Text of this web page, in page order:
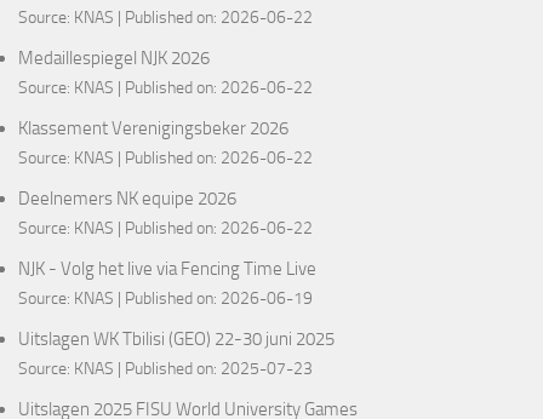
Source: KNAS Published on: 2026-06-22
Medaillespiegel NJK 2026
Source: KNAS Published on: 2026-06-22
Klassement Verenigingsbeker 2026
Source: KNAS Published on: 2026-06-22
Deelnemers NK equipe 2026
Source: KNAS Published on: 2026-06-22
NJK - Volg het live via Fencing Time Live
Source: KNAS Published on: 2026-06-19
Uitslagen WK Tbilisi (GEO) 22-30 juni 2025
Source: KNAS Published on: 2025-07-23
Uitslagen 2025 FISU World University Games